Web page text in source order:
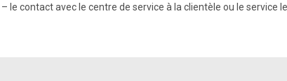
le contact avec le centre de service à la clientèle ou le service